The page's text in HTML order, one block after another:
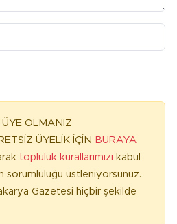
OLMANIZ
ÜYELİK İÇİN BURAYA
topluluk kurallarımızı kabul
sorumluluğu üstleniyorsunuz.
Gazetesi hiçbir şekilde